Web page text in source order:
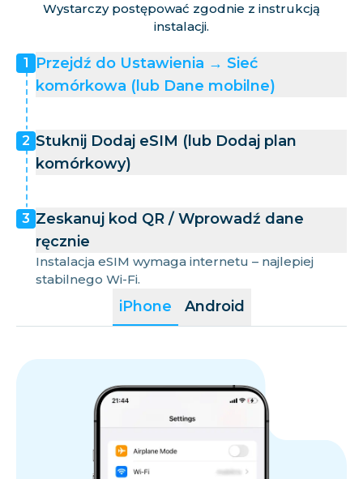
Wystarczy postępować zgodnie z instrukcją
instalacji.
iPhone Android
1
Przejdź do Ustawienia → Sieć
komórkowa (lub Dane mobilne)
2 Stuknij Dodaj eSIM (lub Dodaj plan
komórkowy)
3 Zeskanuj kod QR / Wprowadź dane
ręcznie
Instalacja eSIM wymaga internetu – najlepiej
stabilnego Wi-Fi.